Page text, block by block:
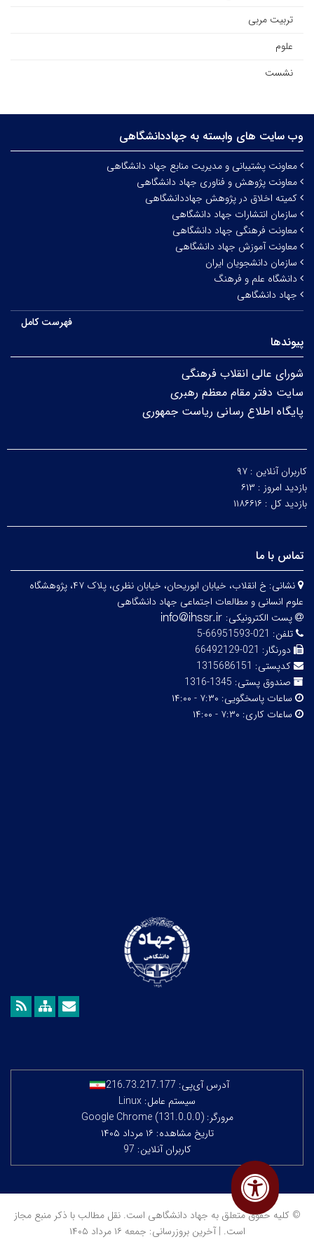
تربیت مربی
علوم
نشست
وب سایت های وابسته به جهاددانشگاهی
معاونت پشتیبانی و مدیریت منابع جهاد دانشگاهی
معاونت پژوهش و فناوری جهاد دانشگاهی
کمیته اخلاق در پژوهش جهاددانشگاهی
سازمان انتشارات جهاد دانشگاهی
معاونت فرهنگی جهاد دانشگاهی
معاونت آموزش جهاد دانشگاهی
سازمان دانشجویان ایران
دانشگاه علم و فرهنگ
جهاد دانشگاهی
فهرست کامل
پیوندها
شورای عالی انقلاب فرهنگی
سایت دفتر مقام معظم رهبری
پایگاه اطلاع رسانی ریاست جمهوری
کاربران آنلاین : ۹۷
بازدید امروز : ۶۱۳
بازدید کل : ۱۱۸۶۶۱۶
تماس با ما
نشانی:
خ انقلاب، خیابان ابوریحان، خیابان نظری، پلاک ۴۷، پژوهشگاه
علوم انسانی و مطالعات اجتماعی جهاد دانشگاهی
پست الکترونیکی:
تلفن: 021-66951593-5
دورنگار: 021-66492129
کدپستی: 1315686151
صندوق پستی: 1345-1316
ساعات پاسخگویی: ۷:۳۰ - ۱۴:۰۰
ساعات کاری: ۷:۳۰ - ۱۴:۰۰
آدرس آی‌پی: 216.73.217.177
سیستم عامل: Linux
مرورگر: Google Chrome (131.0.0.0)
تاریخ مشاهده: ۱۶ مرداد ۱۴۰۵
کاربران آنلاین: 97
© کلیه حقوق متعلق به جهاد دانشگاهی است. نقل مطالب با ذکر منبع مجاز
است. | آخرین بروزرسانی: جمعه ۱۶ مرداد ۱۴۰۵